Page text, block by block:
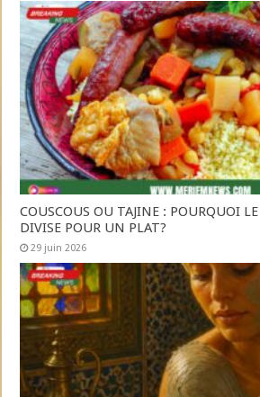
COUSCOUS OU TAJINE : POURQUOI
DIVISE POUR UN PLAT?
29 juin 2026